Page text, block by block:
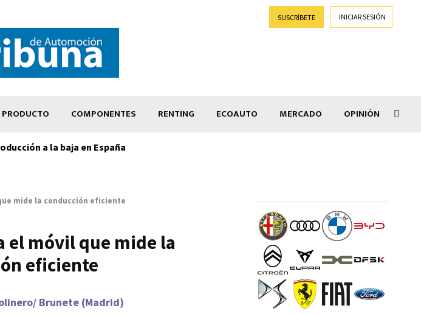
SUSCRÍBETE INICIAR SESIÓN
PRODUCTO COMPONENTES RENTING ECOAUTO MERCADO OPINIÓN
a la baja en España
mide la conducción eficiente
el móvil que mide la
eficiente
Brunete (Madrid)